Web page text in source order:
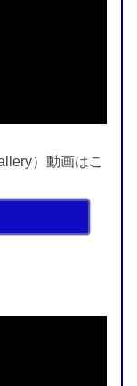
）動画はこ